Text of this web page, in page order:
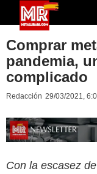
Comprar
pandemia,
complicado
Redacción 29/03/2021,
Con la escasez